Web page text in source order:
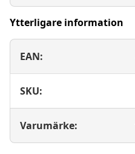
Ytterligare information
EAN:
SKU:
Varumärke: